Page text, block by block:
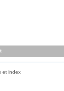
et index